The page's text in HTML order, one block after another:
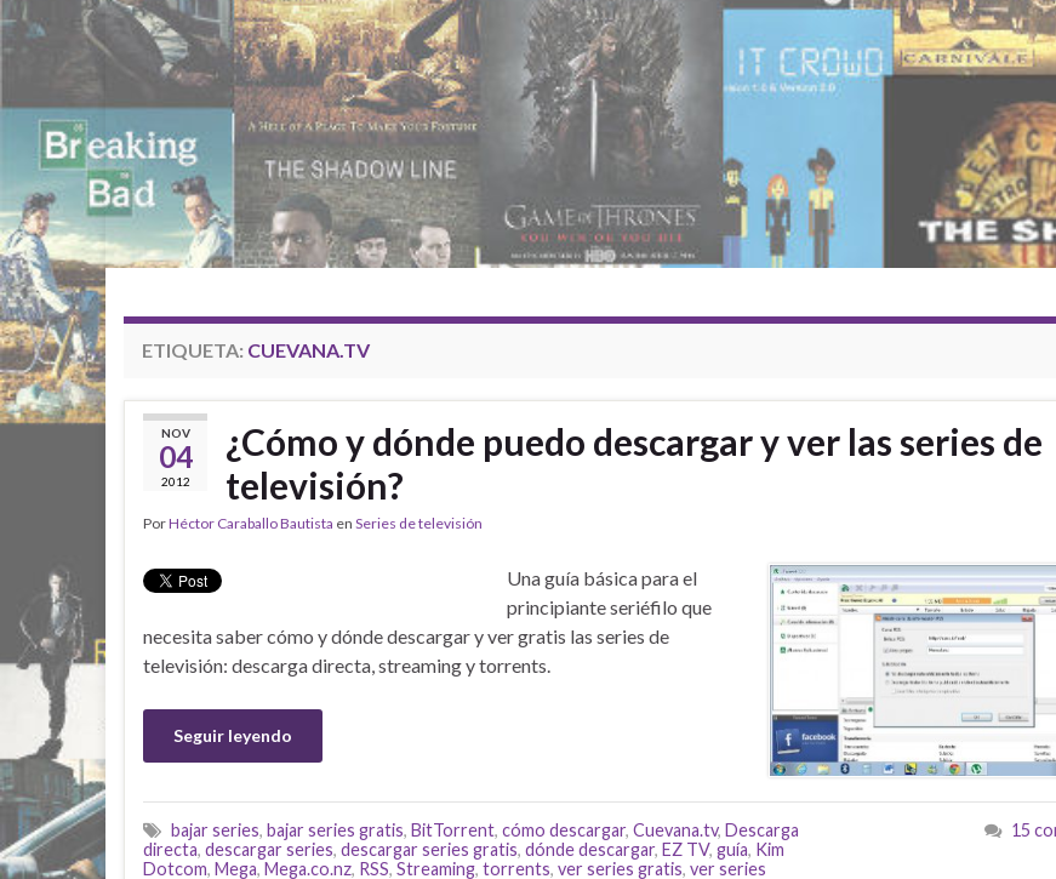
ETIQUETA: CUEVANA.TV
NOV
04
2012
¿Cómo y dónde puedo descargar y ver las series de
televisión?
PorHéctor Caraballo Bautista en Series de televisión
Una guía básica para el
principiante seriéfilo que
necesita saber cómo y dónde descargar y ver gratis las series de
televisión: descarga directa, streaming y torrents.
Seguir leyendo
bajar series, bajar series gratis, BitTorrent, cómo descargar, Cuevana.tv, Descarga
directa, descargar series, descargar series gratis, dónde descargar, EZ TV, guía, Kim
Dotcom, Mega, Mega.co.nz, RSS, Streaming, torrents, ver series gratis, ver series
15